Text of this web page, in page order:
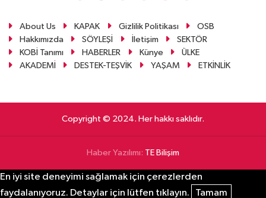
About Us KAPAK Gizlilik Politikası
OSB
Hakkımızda
SÖYLEŞİ İletişim
SEKTÖR
KOBİ Tanımı
HABERLER Künye
ÜLKE
AKADEMİ
DESTEK-TEŞVİK YAŞAM ETKİNLİK
Copyright © 2024. Her hakkı saklıdır.
Haber Yazılımı: TE Bilişim
En iyi site deneyimi sağlamak için çerezlerden
faydalanıyoruz. Detaylar için lütfen tıklayın.
Tamam